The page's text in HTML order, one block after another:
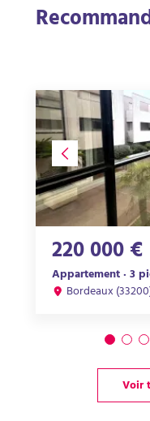
220 000 €
Appartement · 3
Bordeaux
Voir